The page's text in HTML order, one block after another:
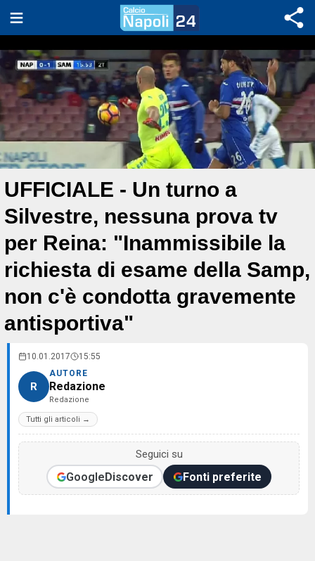
UFFICIALE - Un turno a
Silvestre, nessuna prova tv
per Reina: "Inammissibile la
richiesta di esame della Samp,
non c'è condotta gravemente
antisportiva"
10.01.2017 15:55
R
AUTORE
Redazione
Redazione
Tutti gli articoli →
Seguici su
GoogleDiscover Fonti preferite